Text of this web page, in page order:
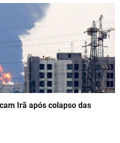
Irã após colapso das